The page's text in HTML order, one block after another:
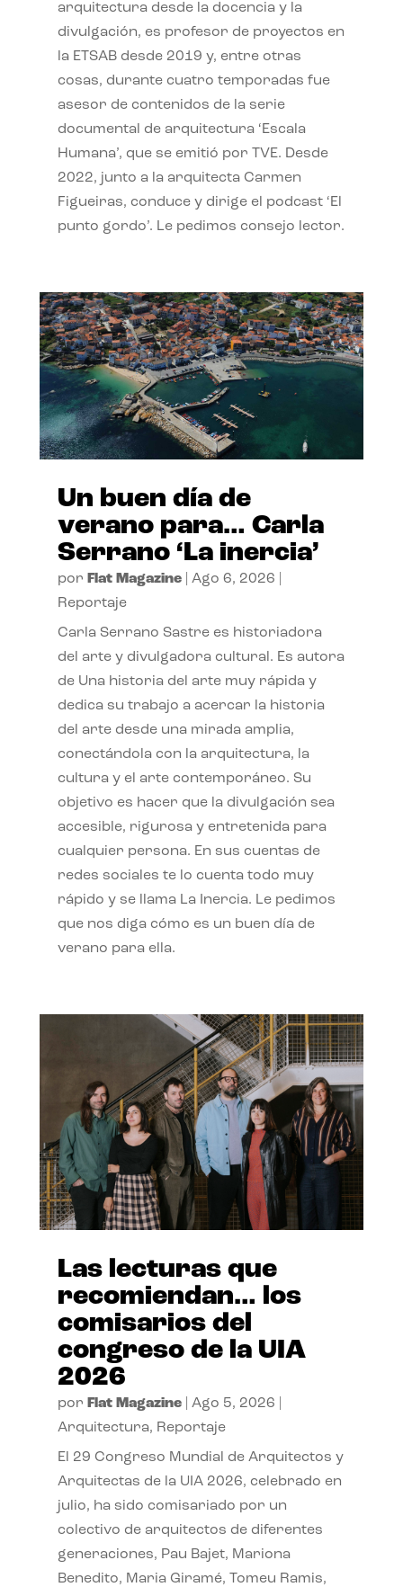
arquitectura desde la docencia y la
divulgación, es profesor de proyectos en
la ETSAB desde 2019 y, entre otras
cosas, durante cuatro temporadas fue
asesor de contenidos de la serie
documental de arquitectura ‘Escala
Humana’, que se emitió por TVE. Desde
2022, junto a la arquitecta Carmen
Figueiras, conduce y dirige el podcast ‘El
punto gordo’. Le pedimos consejo lector.
Un buen día de
verano para… Carla
Serrano ‘La inercia’
por Flat Magazine| Ago 6, 2026
Reportaje
Carla Serrano Sastre es historiadora
del arte y divulgadora cultural. Es autora
de Una historia del arte muy rápida y
dedica su trabajo a acercar la historia
del arte desde una mirada amplia,
conectándola con la arquitectura, la
cultura y el arte contemporáneo. Su
objetivo es hacer que la divulgación sea
accesible, rigurosa y entretenida para
cualquier persona. En sus cuentas de
redes sociales te lo cuenta todo muy
rápido y se llama La Inercia. Le pedimos
que nos diga cómo es un buen día de
verano para ella.
Las lecturas que
recomiendan… los
comisarios del
congreso de la UIA
2026
por Flat Magazine| Ago 5, 2026
Arquitectura, Reportaje
El 29 Congreso Mundial de Arquitectos y
Arquitectas de la UIA 2026, celebrado en
julio, ha sido comisariado por un
colectivo de arquitectos de diferentes
generaciones, Pau Bajet, Mariona
Benedito, Maria Giramé, Tomeu Ramis,